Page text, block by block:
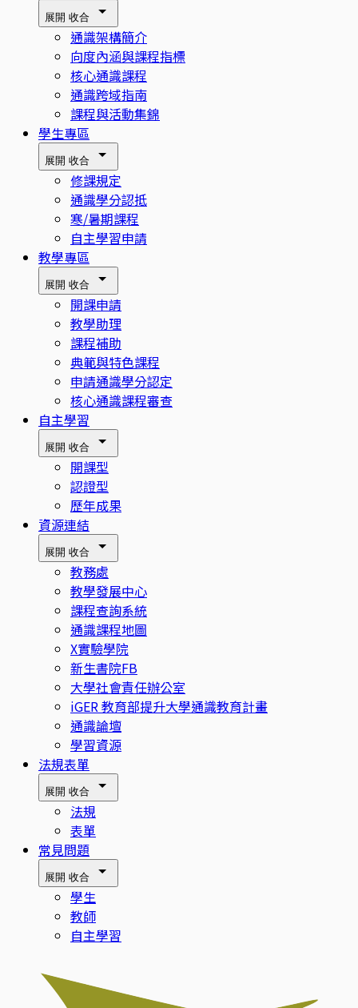
展開 收合
通識架構簡介
向度內涵與課程指標
核心通識課程
通識跨域指南
課程與活動集錦
學生專區
展開 收合
修課規定
通識學分認抵
寒/暑期課程
自主學習申請
教學專區
展開 收合
開課申請
教學助理
課程補助
典範與特色課程
申請通識學分認定
核心通識課程審查
自主學習
展開 收合
開課型
認證型
歷年成果
資源連結
展開 收合
教務處
教學發展中心
課程查詢系統
通識課程地圖
X實驗學院
新生書院FB
大學社會責任辦公室
iGER 教育部提升大學通識教育計畫
通識論壇
學習資源
法規表單
展開 收合
法規
表單
常見問題
展開 收合
學生
教師
自主學習